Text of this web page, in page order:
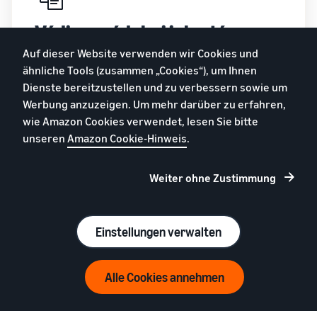
Védjegyvédelmi jelentés
Tudjon meg többet a legújabb innovációinkról, amelyek
segítenek megakadályozni, hogy a hamisított termékek
elérjék az ügyfeleket.
További információ
Gyakran ismételt
kérdések
Auf dieser Website verwenden wir Cookies und
ähnliche Tools (zusammen „Cookies“), um Ihnen
Dienste bereitzustellen und zu verbessern sowie um
Werbung anzuzeigen. Um mehr darüber zu erfahren,
wie Amazon Cookies verwendet, lesen Sie bitte
unseren Amazon Cookie-Hinweis.
Weiter ohne Zustimmung
Einstellungen verwalten
Alle Cookies annehmen